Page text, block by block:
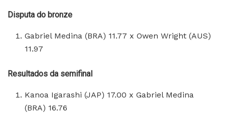
Disputa do bronze
Gabriel Medina (BRA) 11.77 x Owen Wright (AUS)
11.97
Resultados da semifinal
Kanoa Igarashi (JAP) 17.00 x Gabriel Medina
(BRA) 16.76